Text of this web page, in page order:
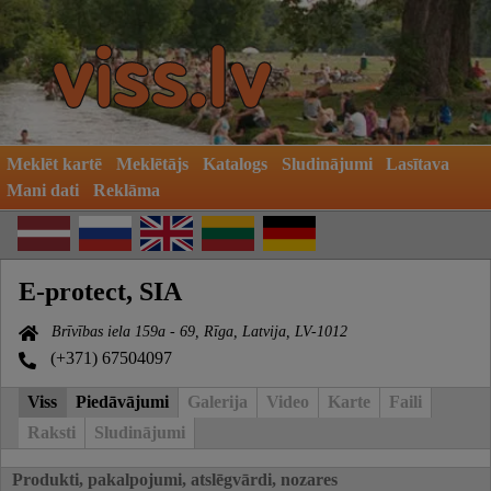
Meklēt kartē Meklētājs Katalogs Sludinājumi
Lasītava
Mani dati
Reklāma
E-protect, SIA
Brīvības iela 159a - 69, Rīga, Latvija, LV-1012
(+371) 67504097
Viss Piedāvājumi Galerija Video Karte
Faili
Raksti
Sludinājumi
Produkti, pakalpojumi, atslēgvārdi, nozares